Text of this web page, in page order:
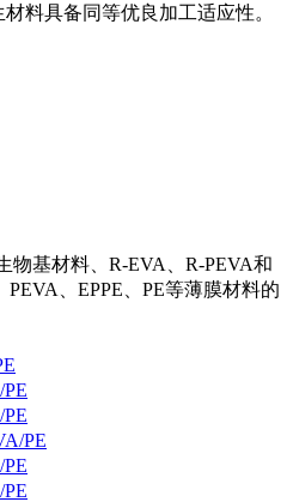
料具备同等优良加工适应性。
物基材料、R-EVA、R-PEVA和
、EPPE、PE等薄膜材料的
PE